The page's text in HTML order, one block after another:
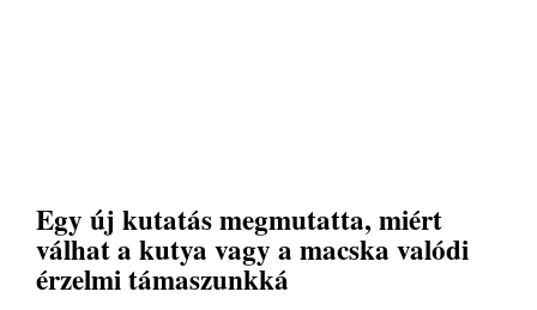
Egy új kutatás megmutatta, miért
válhat a kutya vagy a macska valódi
érzelmi támaszunkká